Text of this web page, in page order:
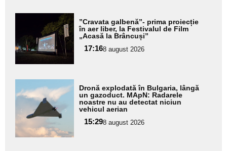
Adaugă
aici textul
pentru
subtitlu
”Cravata galbenă”- prima proiecție
în aer liber, la Festivalul de Film
„Acasă la Brâncuși”
17:168 august 2026
Adaugă
aici textul
pentru
subtitlu
Dronă explodată în Bulgaria, lângă
un gazoduct. MApN: Radarele
noastre nu au detectat niciun
vehicul aerian
15:298 august 2026